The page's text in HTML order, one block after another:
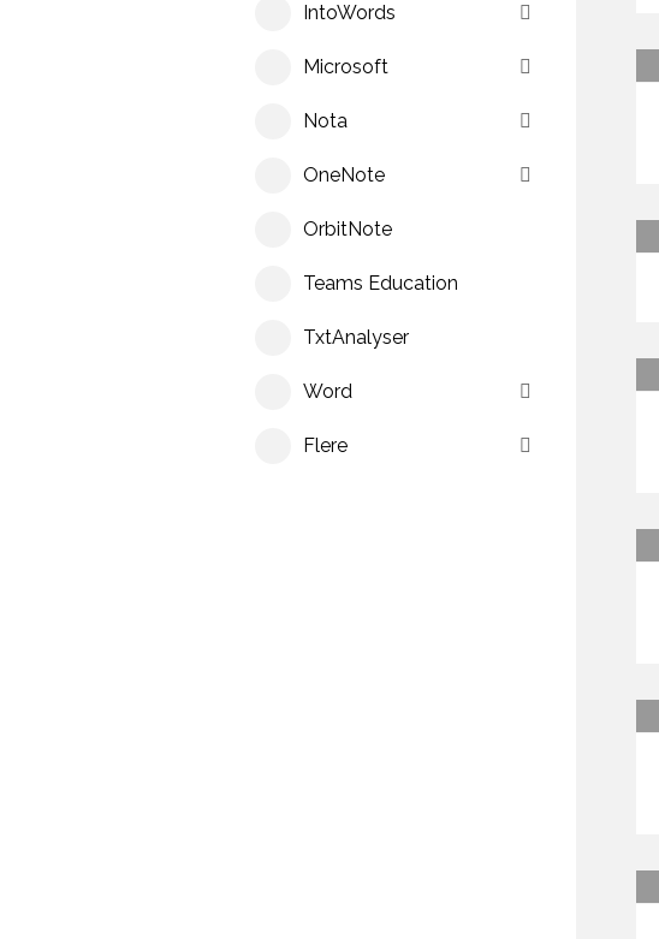
IntoWords
Microsoft
Nota
OneNote
OrbitNote
Teams Education
TxtAnalyser
Word
Flere